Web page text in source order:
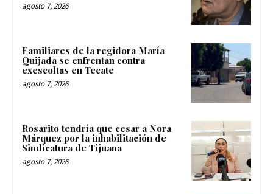
agosto 7, 2026
Familiares de la regidora María
Quijada se enfrentan contra
exescoltas en Tecate
agosto 7, 2026
Rosarito tendría que cesar a Nora
Márquez por la inhabilitación de
Sindicatura de Tijuana
agosto 7, 2026